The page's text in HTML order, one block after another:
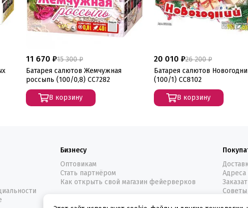
11 670 ₽15 300 ₽
Батарея салютов Жемчужная
россыпь (100/0,8) СС7282
В корзину
20 010 ₽26 200 ₽
Батарея салютов
(100/1) СС8102
В корзину
Бизнесу
Оптовикам
Стать партнёром
Как открыть свой магазин фейерверков
Адреса